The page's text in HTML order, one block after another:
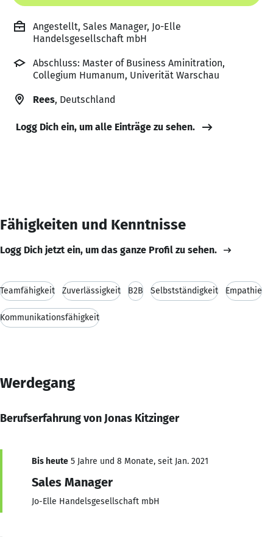
Angestellt, Sales Manager, Jo-Elle
Handelsgesellschaft mbH
Abschluss: Master of Business Aminitration,
Collegium Humanum, Univerität Warschau
Rees, Deutschland
Logg Dich ein, um alle Einträge zu sehen.
Fähigkeiten und Kenntnisse
Logg Dich jetzt ein, um das ganze Profil zu sehen.
Teamfähigkeit Zuverlässigkeit B2B Selbstständigkeit Empathie
Kommunikationsfähigkeit
Werdegang
Berufserfahrung von Jonas Kitzinger
Bis heute 5 Jahre und 8 Monate, seit Jan. 2021
Sales Manager
Jo-Elle Handelsgesellschaft mbH